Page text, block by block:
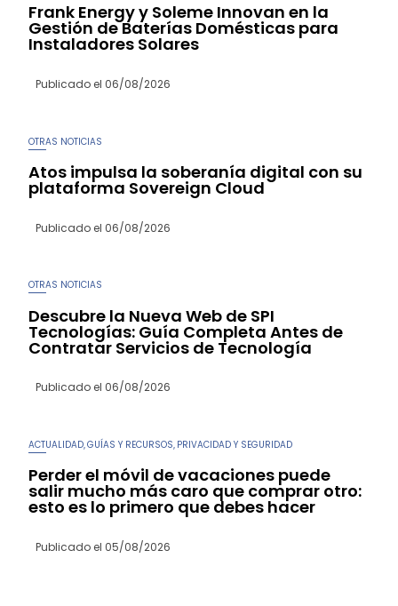
Frank Energy y Soleme Innovan en la
Gestión de Baterías Domésticas para
Instaladores Solares
Publicado el 06/08/2026
OTRAS NOTICIAS
Atos impulsa la soberanía digital con su
plataforma Sovereign Cloud
Publicado el 06/08/2026
OTRAS NOTICIAS
Descubre la Nueva Web de SPI
Tecnologías: Guía Completa Antes de
Contratar Servicios de Tecnología
Publicado el 06/08/2026
ACTUALIDAD ,GUÍAS Y RECURSOS PRIVACIDAD Y SEGURIDAD
Perder el móvil de vacaciones puede
salir mucho más caro que comprar otro:
esto es lo primero que debes hacer
Publicado el 05/08/2026